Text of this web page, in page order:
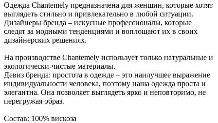
Одежда Chantemely предназначена для женщин, которые хотят
выглядеть стильно и привлекательно в любой ситуации.
Дизайнеры бренда – искусные профессионалы, которые
следят за модными тенденциями и воплощают их в своих
дизайнерских решениях.
На производстве Chantemely использует только натуральные и
экологически-чистые материалы.
Девиз бренда: простота в одежде – это наилучшее выражение
индивидуальности человека, поэтому наша одежда проста и
элегантна. Она позволяет выглядеть ярко и неповторимо, не
перегружая образ.
Состав: 100% вискоза